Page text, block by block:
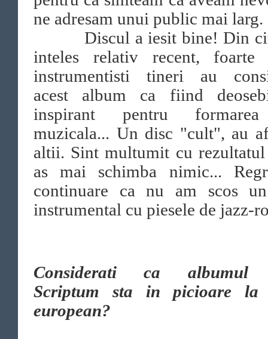
ne adresam unui public mai larg.
Discul a iesit bine! Din
inteles relativ recent, foarte
instrumentisti tineri au
acest album ca fiind
inspirant pentru
muzicala... Un disc "cult", au
altii. Sint multumit cu
as mai schimba nimic...
continuare ca nu am scos
instrumental cu piesele de jazz-
Considerati ca albumul
Scriptum sta in picioare la
european?